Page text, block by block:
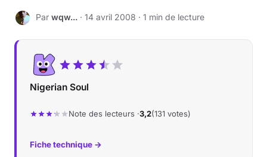
Livres
Jeux vidéo
Musique
W Par wqw... · 14 avril 2008 · 1 min de lecture
Nigerian Soul
Note des lecteurs ·3,2(131 votes)
Fiche technique →